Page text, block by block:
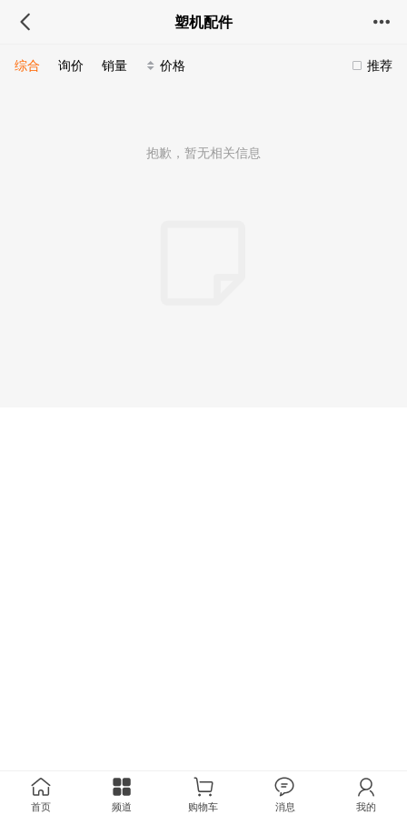
塑机配件
推荐
综合 询价 销量 价格
抱歉，暂无相关信息
首页 频道 购物车 消息 我的